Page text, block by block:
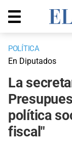
POLÍTICA
En Diputados
La
política
fiscal"